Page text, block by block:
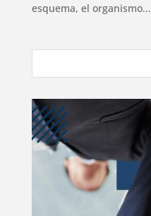
esquema, el organismo...